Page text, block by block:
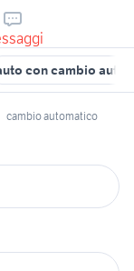
con cambio
cambio automatico